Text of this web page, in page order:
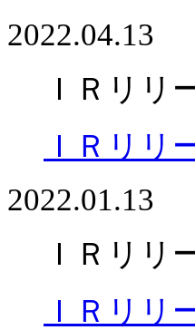
2022.04.13
ＩＲリリ
ＩＲリリ
2022.01.13
ＩＲリリ
ＩＲリリ